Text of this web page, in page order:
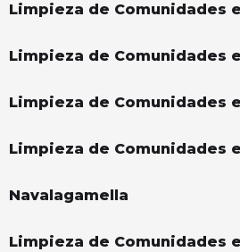
Limpieza de Comunidades
Limpieza de Comunidades
Limpieza de Comunidades
Limpieza de Comunidades
Navalagamella
Limpieza de Comunidades